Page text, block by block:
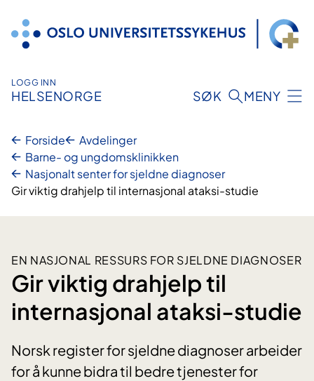
innhold
LOGG INN
HELSENORGE SØK MENY
Forside
Avdelinger
Barne- og ungdomsklinikken
Nasjonalt senter for sjeldne diagnoser
Gir viktig drahjelp til internasjonal ataksi-studie
EN NASJONAL RESSURS FOR SJELDNE DIAGNOSER
Gir viktig drahjelp til
internasjonal ataksi-studie
Norsk register for sjeldne diagnoser arbeider
for å kunne bidra til bedre tjenester for